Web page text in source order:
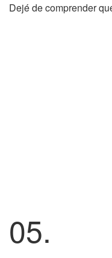
Dejé de comprender
05.